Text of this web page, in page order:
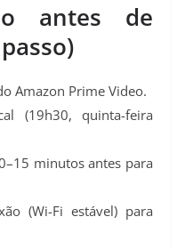
antes de
Amazon Prime Video.
(19h30, quinta-feira
minutos antes para
(Wi-Fi estável) para